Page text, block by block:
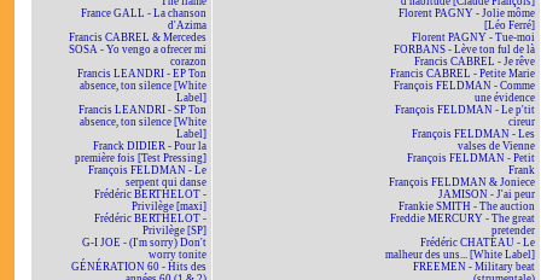
France GALL - La chanson
d'Azima
Francis CABREL & Mercedes
SOSA - Yo vengo a ofrecer mi
corazon
Francis LEANDRI - EP Ton
absence, ton silence [White
Label]
Francis LEANDRI - SP Ton
absence, ton silence [White
Label]
Franck DIDIER - Pour la
première fois [Test Pressing]
François FELDMAN - Le
serpent qui danse
Frédéric BERTHELOT -
Privilège [maxi]
Frédéric BERTHELOT -
Privilège [SP]
G-I JOE - (I'm sorry) Don't
worry tonite
GÉNÉRATION 60 - Hits des
Florent PAGNY - Jolie môme
[Léo Ferré]
Florent PAGNY - Tue-moi
FORBANS - Lève ton ful de là
Francis CABREL - Je rêve
Francis CABREL - Petite Marie
François FELDMAN - Comme
une évidence
François FELDMAN - Le p'tit
cireur
François FELDMAN - Les
valses de Vienne
François FELDMAN - Petit
Frank
François FELDMAN & Joniece
JAMISON - J'ai peur
Frankie SMITH - The auction
Freddie MERCURY - The great
pretender
Frédéric CHATEAU - Le
malheur des uns... [White Label]
FREEMEN - Military beat